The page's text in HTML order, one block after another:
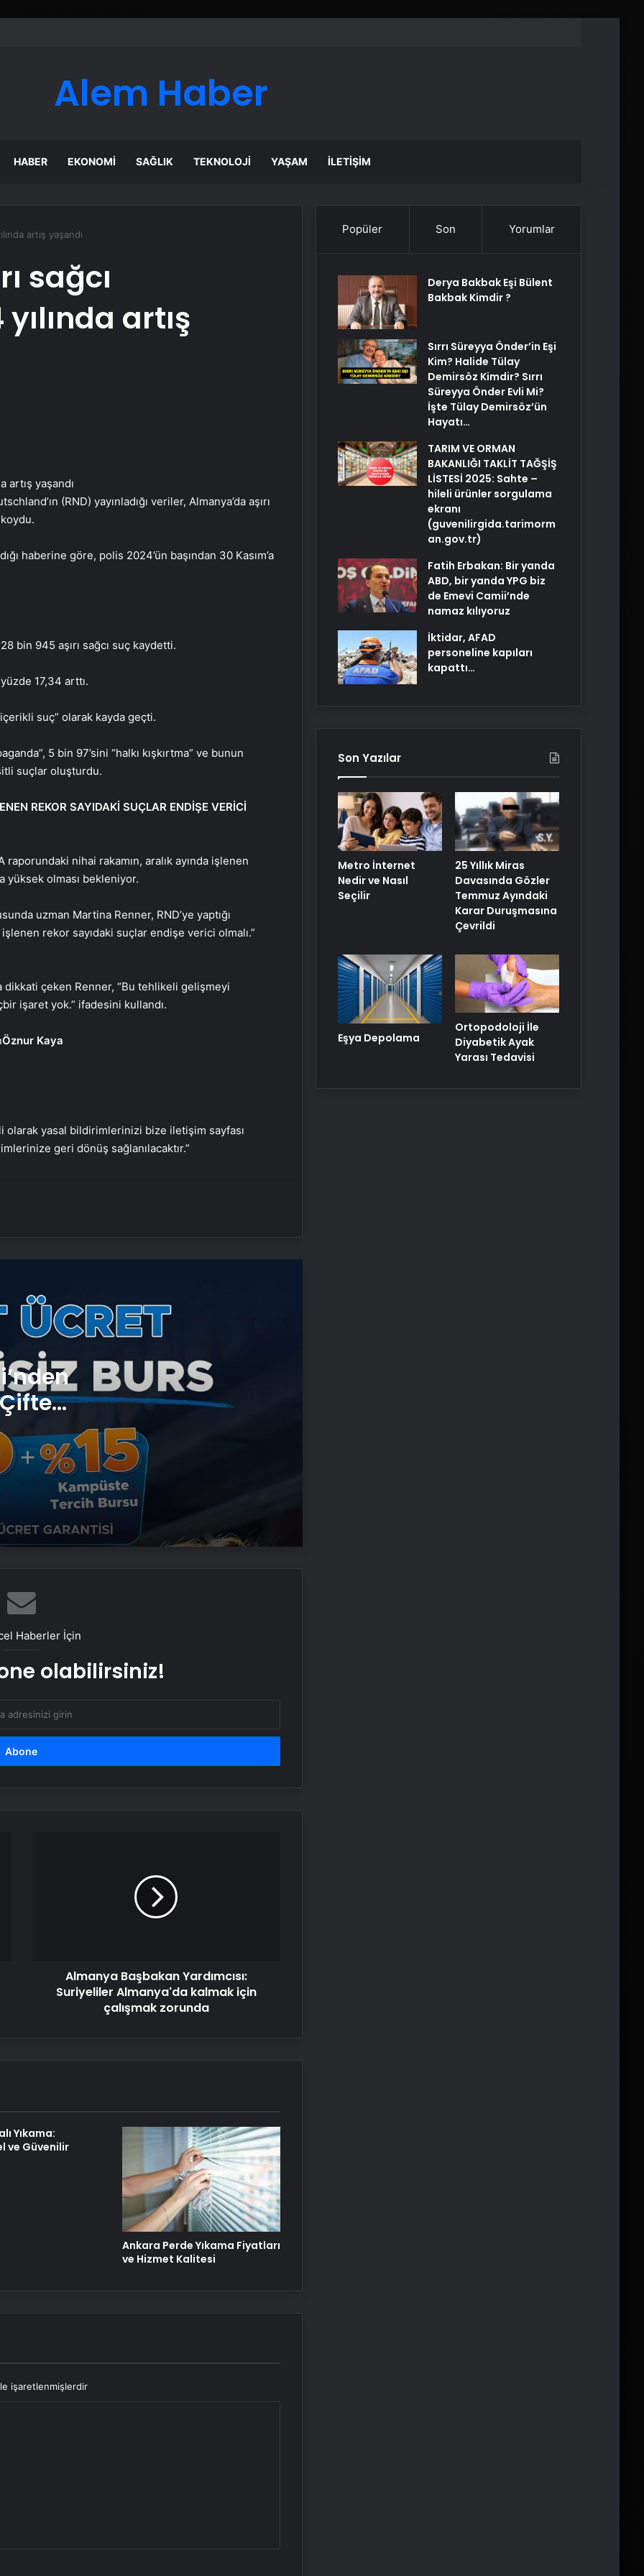
Alem Haber
HABER EKONOMI SAĞLIK TEKNOLOJI YAŞAM İLETIŞIM
artış yaşandı
sağcı
artış
(RND) yayınladığı veriler, Almanya’da aşırı
haberine göre, polis 2024’ün başından 30 Kasım’a
bin 945 aşırı sağcı suç kaydetti.
17,34 arttı.
suç” olarak kayda geçti.
5 bin 97’sini “halkı kışkırtma” ve bunun
suçlar oluşturdu.
REKOR SAYIDAKİ SUÇLAR ENDİŞE VERİCİ
raporundaki nihai rakamın, aralık ayında işlenen
yüksek olması bekleniyor.
uzman Martina Renner, RND’ye yaptığı
işlenen rekor sayıdaki suçlar endişe verici olmalı.”
dikkati çeken Renner, “Bu tehlikeli gelişmeyi
işaret yok.” ifadesini kullandı.
Öznur Kaya
olarak yasal bildirimlerinizi bize iletişim sayfası
geri dönüş sağlanılacaktır.”
Adaylarına Çifte Güvence: Sabit
Ücret ve Kesintisiz Burs
Duruşmasına Çevrildi
Yarası Tedavisi
Zihnin Gizemli Sınırları ve Ötesi :
Serjoy : Dijital Medya Ajansı, Google
Reklam Ajansı, SEO Ajansı ve Web
Tasarım Ajansı
UETDS Nedir ? Uetds.com İle Akıllı
Dijital Taşımacılık Yazılımı
Batıkent Halı Yıkama: Profesyonel ve
Güvenilir Hizmetle Halılarınızı
Haberler İçin
olabilirsiniz!
Almanya Başbakan Yardımcısı:
Suriyeliler Almanya'da kalmak için
çalışmak zorunda
Yıkama:
ve Güvenilir
Ankara Perde Yıkama Fiyatları
ve Hizmet Kalitesi
işaretlenmişlerdir
Popüler Son Yorumlar
Derya Bakbak Eşi Bülent
Bakbak Kimdir ?
Sırrı Süreyya Önder’in Eşi
Kim? Halide Tülay
Demirsöz Kimdir? Sırrı
Süreyya Önder Evli Mi?
İşte Tülay Demirsöz’ün
Hayatı…
TARIM VE ORMAN
BAKANLIĞI TAKLİT TAĞŞİŞ
LİSTESİ 2025: Sahte –
hileli ürünler sorgulama
ekranı
(guvenilirgida.tarimorm
an.gov.tr)
Fatih Erbakan: Bir yanda
ABD, bir yanda YPG biz
de Emevi Camii’nde
namaz kılıyoruz
İktidar, AFAD
personeline kapıları
kapattı…
Son Yazılar
Metro İnternet
Nedir ve Nasıl
Seçilir
25 Yıllık Miras
Davasında Gözler
Temmuz Ayındaki
Karar Duruşmasına
Çevrildi
Eşya Depolama
Ortopodoloji İle
Diyabetik Ayak
Yarası Tedavisi